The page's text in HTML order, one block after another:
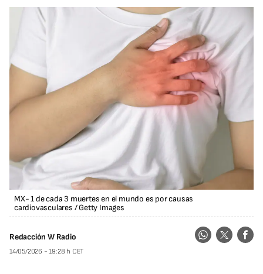
MX- 1 de cada 3 muertes en el mundo es por causas
cardiovasculares /Getty Images
Redacción W Radio
14/05/2026 - 19:28 h CET